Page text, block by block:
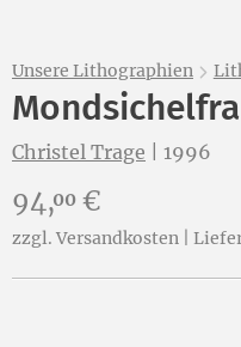
Unsere Lithographien
Christel Trage 1996
Preis:
94,00 €
zzgl. Versandkosten |